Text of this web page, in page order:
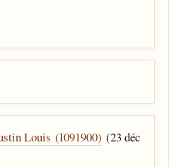
Louis (I091900) (23 déc